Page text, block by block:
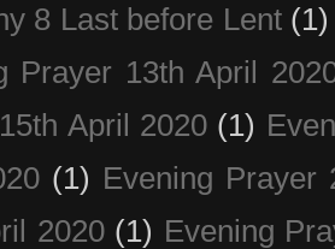
8 Last before Lent (1)
Prayer 13th April
April 2020 (1)
(1) Evening Prayer
2020 (1) Evening